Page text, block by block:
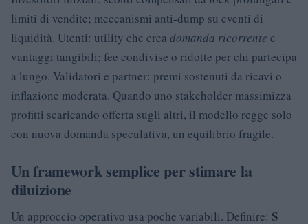
limiti di vendite; meccanismi anti-dump su eventi di
liquidità. Utenti: utility che crea domanda ricorrente e
vantaggi tangibili; fee condivise o ridotte per chi partecipa
a lungo. Validatori e partner: premi sostenuti da ricavi o
inflazione moderata. Quando uno stakeholder massimizza
profitti scaricando offerta sugli altri, il modello regge solo
con nuova domanda speculativa, un equilibrio fragile.
Un framework semplice per stimare la
diluizione
Un approccio operativo usa poche variabili. Definire: S